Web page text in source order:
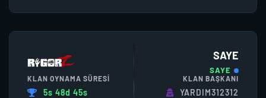
SAYE
SAYE
KLAN OYNAMA SÜRESI
5s 48d 45s
KLAN BAŞKANI
YARDIM312312